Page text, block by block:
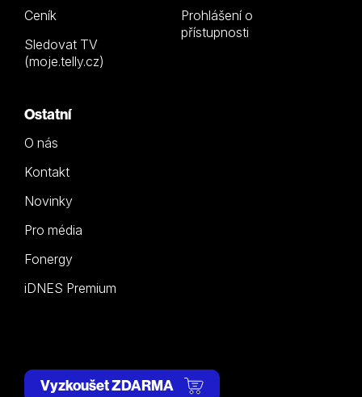
Ceník
Sledovat TV
(moje.telly.cz)
Prohlášení o
přístupnosti
Ostatní
O nás
Kontakt
Novinky
Pro média
Fonergy
iDNES Premium
Vyzkoušet ZDARMA